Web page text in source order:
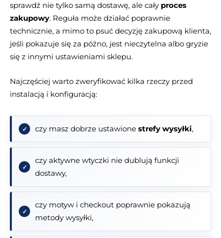
sprawdź nie tylko samą dostawę, ale cały proces
zakupowy. Reguła może działać poprawnie
technicznie, a mimo to psuć decyzję zakupową klienta,
jeśli pokazuje się za późno, jest nieczytelna albo gryzie
się z innymi ustawieniami sklepu.
Najczęściej warto zweryfikować kilka rzeczy przed
instalacją i konfiguracją:
czy masz dobrze ustawione strefy wysyłki,
czy aktywne wtyczki nie dublują funkcji
dostawy,
czy motyw i checkout poprawnie pokazują
metody wysyłki,